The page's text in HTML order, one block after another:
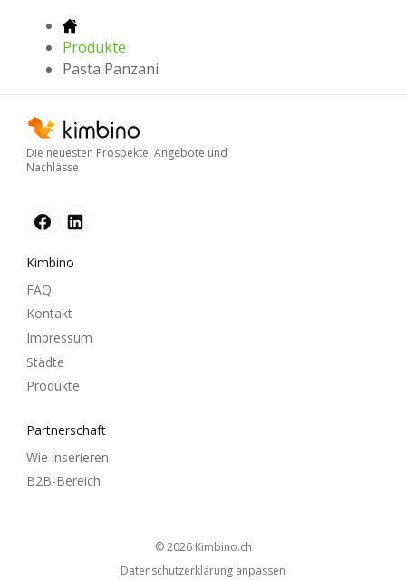
Produkte
Pasta Panzani
Die neuesten Prospekte, Angebote und
Nachlässe
Kimbino
FAQ
Kontakt
Impressum
Städte
Produkte
Partnerschaft
Wie inserieren
B2B-Bereich
© 2026 kimbino.ch
Datenschutzerklärung anpassen